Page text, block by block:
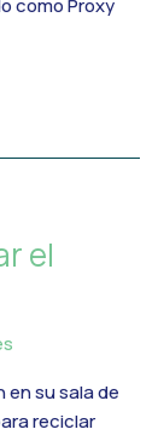
como Proxy
el
en su sala de
reciclar